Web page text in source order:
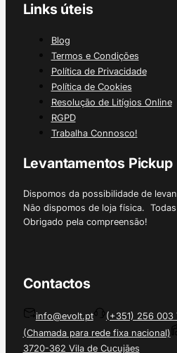
Links úteis
Blog
Termos e Condições
Política de Privacidade
Política de Cookies
Resolução de Litígios Online
RGPD
Trabalha Connosco!
Levantamentos Pickup
Dispomos da possibilidade de
Não dispomos de loja física.
Obrigado pela compreensão!
Contactos
info@evolt.pt
(+351) 256 003
(Chamada para rede fixa nacional)
3720-362 Vila de Cucujães